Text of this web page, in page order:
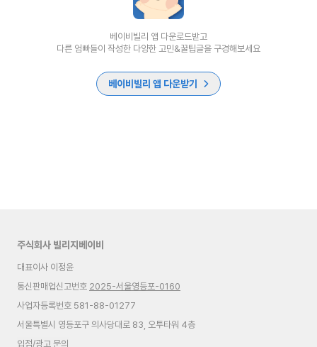
베이비빌리 앱 다운로드받고
다른 엄빠들이 작성한 다양한 고민&꿀팁글을 구경해보세요
베이비빌리 앱 다운받기
주식회사 빌리지베이비
대표이사 이정윤
통신판매업신고번호 2025-서울영등포-0160
사업자등록번호 581-88-01277
서울특별시 영등포구 의사당대로 83, 오투타워 4층
입점/광고 문의